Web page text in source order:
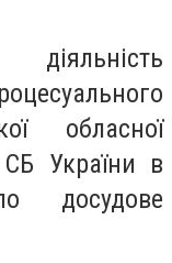
обласної
СБ України в
досудове